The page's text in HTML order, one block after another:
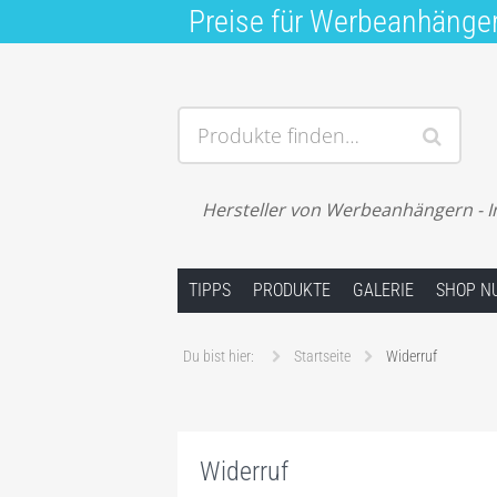
Preise für
Produkte finden…
Hersteller von Werbeanhängern -
TIPPS PRODUKTE GALERIE SHOP
Du bist hier: Startseite Widerruf
Widerruf